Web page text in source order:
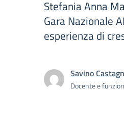
Stefania Anna
Gara Nazionale
esperienza di
Savino
Docente e